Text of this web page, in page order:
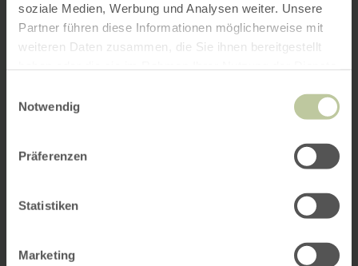
soziale Medien, Werbung und Analysen weiter. Unsere
Partner führen diese Informationen möglicherweise mit
weiteren Daten zusammen, die Sie ihnen bereitgestellt
Notwendig
Präferenzen
Statistiken
Marketing